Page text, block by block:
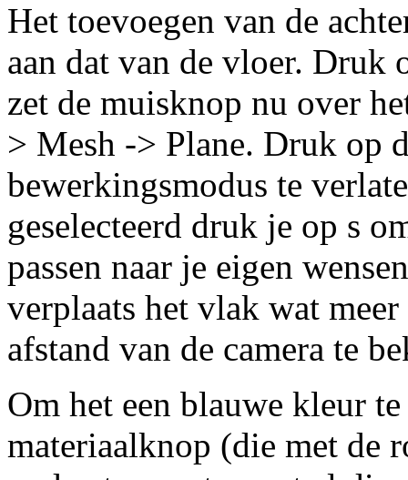
Het toevoegen van de
aan dat van de vloer. Druk
zet de muisknop nu over
> Mesh -> Plane. Druk op
bewerkingsmodus te
geselecteerd druk je op s
passen naar je eigen
verplaats het vlak wat
afstand van de camera te
Om het een blauwe kleur
materiaalknop (die met de